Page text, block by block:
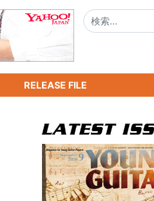
RELEASE FILE